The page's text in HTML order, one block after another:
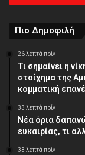
διεύθυνση
Πιο Δημοφιλή
26 λεπτά πρίν
Τι σημαίνει η
στοίχημα της
κομματική
33 λεπτά πρίν
Νέα όρια
ευκαιρίας, τι
33 λεπτά πρίν